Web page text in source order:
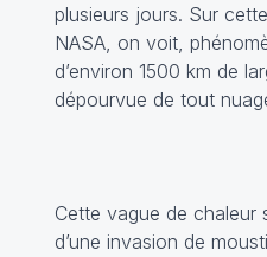
plusieurs jours. Sur
NASA, on voit,
d’environ 1500 km de
dépourvue de tout
Cette vague de chaleur
d’une invasion de